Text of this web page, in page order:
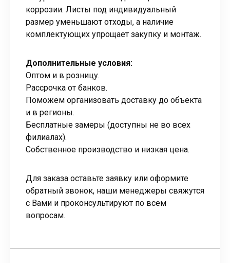
коррозии. Листы под индивидуальный
размер уменьшают отходы, а наличие
комплектующих упрощает закупку и монтаж.
Дополнительные условия:
Оптом и в розницу.
Рассрочка от банков.
Поможем организовать доставку до объекта
и в регионы.
Бесплатные замеры (доступны не во всех
филиалах).
Собственное производство и низкая цена.
Для заказа оставьте заявку или оформите
обратный звонок, наши менеджеры свяжутся
с Вами и проконсультируют по всем
вопросам.